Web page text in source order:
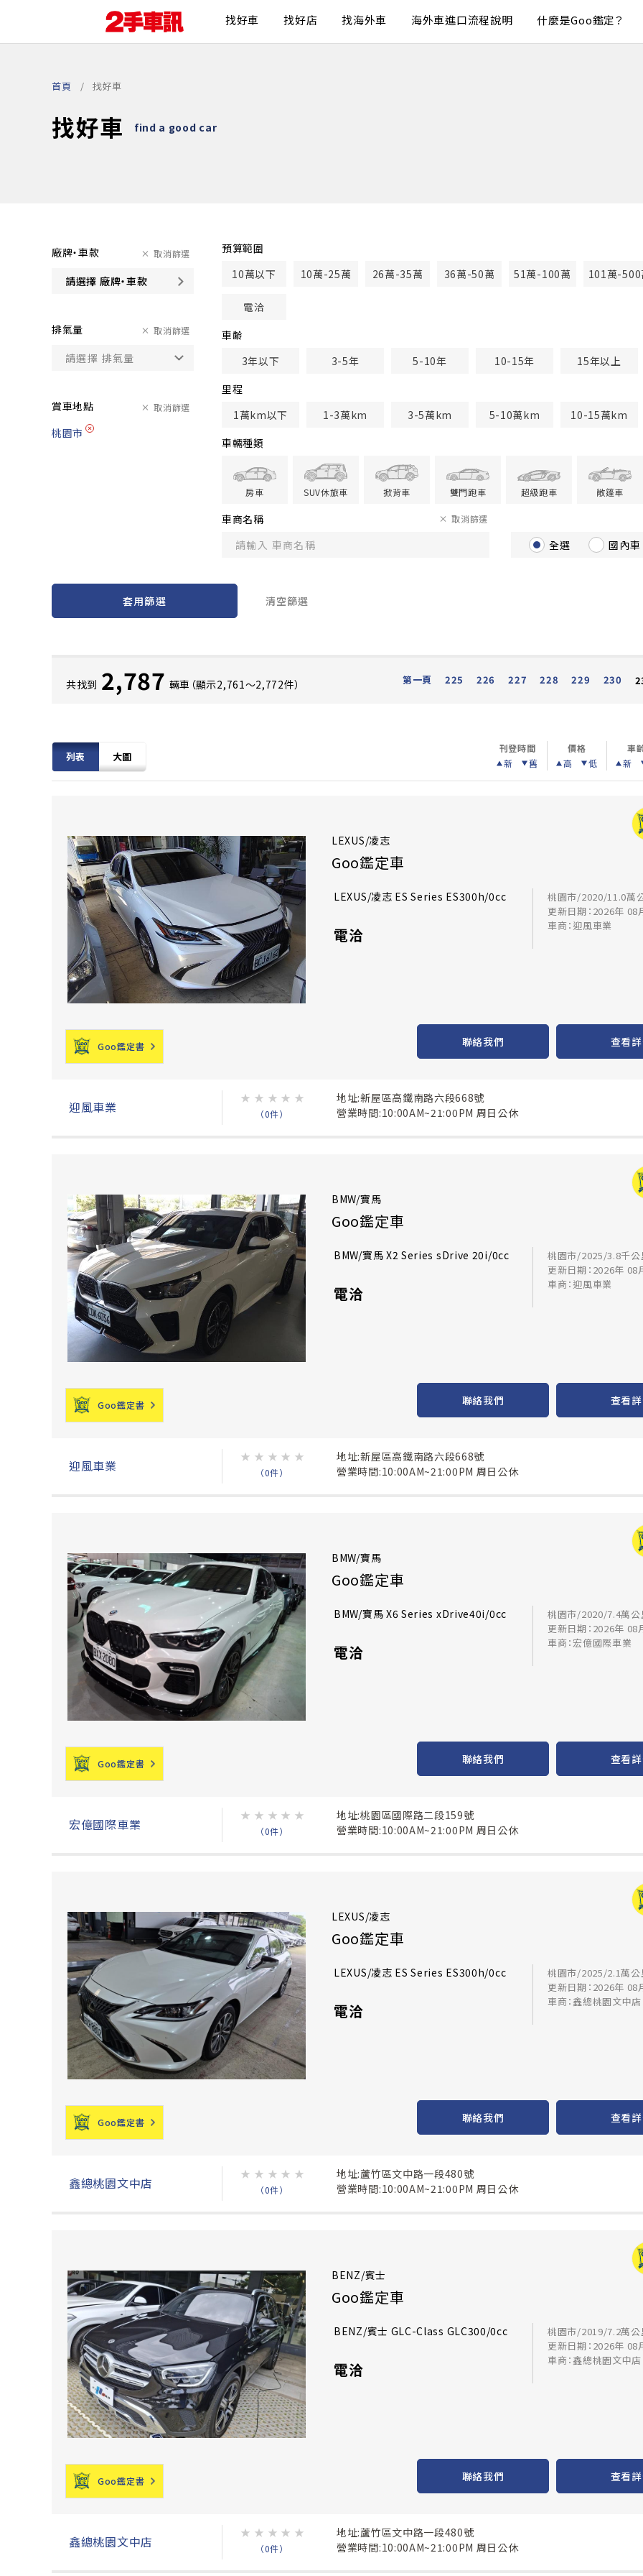
找好車 找好店 找海外車 海外車進口流程說明 什麼是Goo鑑定？
首頁 找好車
找好車 find a good car
廠牌・車款
請選擇 廠牌・車款
取消篩選
排氣量 取消篩選
賞車地點 取消篩選
桃園市
預算範圍
10萬以下
10萬-25萬 26萬-35萬 36萬-50萬 51萬-100萬 101萬-500
電洽
車齢
3年以下
3-5年 5-10年 10-15年
15年以上
里程
1萬km以下
1-3萬km 3-5萬km 5-10萬km
10-15萬km
車輛種類
房車 SUV休旅車 掀背車 雙門跑車 超級跑車 敞篷車
車商名稱 取消篩選
全選 國內車
套用篩選 清空篩選
共找到 2,787 輛車（顯示2,761〜2,772件） 第一頁 225 226 227 228 229 230
列表 大圖
刊登時間
新
舊
價格
高
低
車
新
LEXUS/凌志
Goo鑑定車
LEXUS/凌志 ES Series ES300h/0cc
電洽
桃園市/2020/11.0萬
更新日期：2026年 08
車商：迎風車業
Goo鑑定書 聯絡我們 查看
迎風車業
★ ★ ★ ★ ★
（0件）
地址:新屋區高鐵南路六段668號
營業時間:10:00AM~21:00PM 周日公休
BMW/寶馬
Goo鑑定車
BMW/寶馬 X2 Series sDrive 20i/0cc
電洽
桃園市/2025/3.8千公
更新日期：2026年 08
車商：迎風車業
Goo鑑定書 聯絡我們 查看
迎風車業
★ ★ ★ ★ ★
（0件）
地址:新屋區高鐵南路六段668號
營業時間:10:00AM~21:00PM 周日公休
BMW/寶馬
Goo鑑定車
BMW/寶馬 X6 Series xDrive40i/0cc
電洽
桃園市/2020/7.4萬公
更新日期：2026年 08
車商：宏億國際車業
Goo鑑定書 聯絡我們 查看
宏億國際車業
★ ★ ★ ★ ★
（0件）
地址:桃園區國際路二段159號
營業時間:10:00AM~21:00PM 周日公休
LEXUS/凌志
Goo鑑定車
LEXUS/凌志 ES Series ES300h/0cc
電洽
桃園市/2025/2.1萬公
更新日期：2026年 08
車商：鑫總桃園文中店
Goo鑑定書 聯絡我們 查看
鑫總桃園文中店
★ ★ ★ ★ ★
（0件）
地址:蘆竹區文中路一段480號
營業時間:10:00AM~21:00PM 周日公休
BENZ/賓士
Goo鑑定車
BENZ/賓士 GLC-Class GLC300/0cc
電洽
桃園市/2019/7.2萬公
更新日期：2026年 08
車商：鑫總桃園文中店
Goo鑑定書 聯絡我們 查看
鑫總桃園文中店
★ ★ ★ ★ ★
（0件）
地址:蘆竹區文中路一段480號
營業時間:10:00AM~21:00PM 周日公休